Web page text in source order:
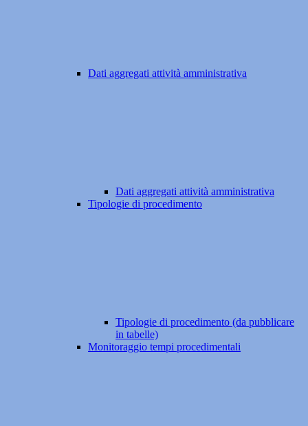
Dati aggregati attività amministrativa
Dati aggregati attività amministrativa
Tipologie di procedimento
Tipologie di procedimento (da pubblicare
in tabelle)
Monitoraggio tempi procedimentali